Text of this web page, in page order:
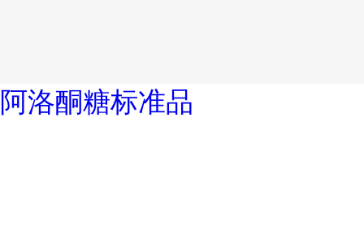
阿洛酮糖标准品